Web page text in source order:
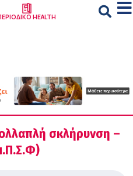
HEALTH
σκλήρυνση –